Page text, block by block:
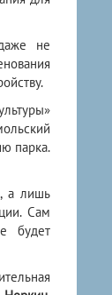
не
парка.
а лишь
Сам
будет